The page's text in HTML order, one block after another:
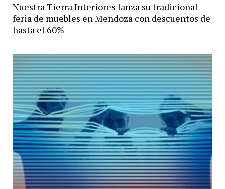
Nuestra Tierra Interiores lanza su tradicional
feria de muebles en Mendoza con descuentos de
hasta el 60%